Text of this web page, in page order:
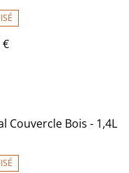
€
Couvercle Bois - 1,4L